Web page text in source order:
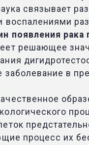
связывает
воспалениями
появления
решающее
заболевание в
процесс их